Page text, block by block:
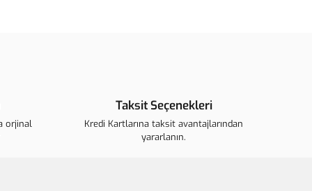
orjinal
Taksit Seçenekleri
Kredi Kartlarına taksit avantajlarından
yararlanın.